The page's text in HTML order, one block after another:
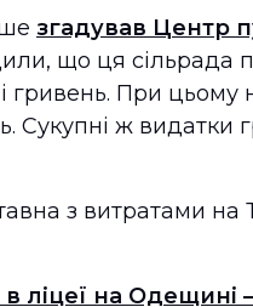
згадував Центр
що ця сільрада
гривень. При цьому
Сукупні ж видатки
з витратами
в ліцеї на